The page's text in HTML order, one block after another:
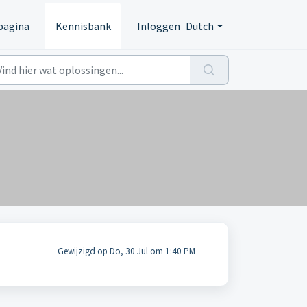
Kennisbank Inloggen Dutch
Gewijzigd op Do, 30 Jul om 1:40 PM